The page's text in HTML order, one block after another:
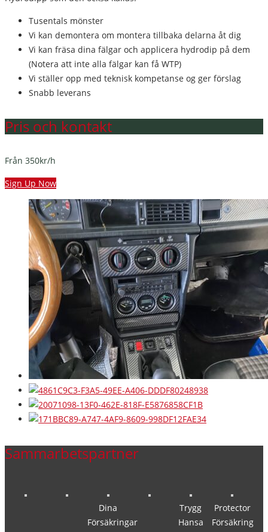
Tusentals mönster
Vi kan demontera om montera tillbaka delarna åt dig
Vi kan fräsa dina fälgar och applicera hydrodip på dem
(Notera att inte alla fälgar kan få WTP)
Vi ställer opp med teknisk kompetanse og ger förslag
Snabb leverans
Pris och kontakt
Från 350kr/h
Sign Up Now
Sammarbetspartner
Dina
Försäkringar
Trygg
Hansa
Protector
Försäkring